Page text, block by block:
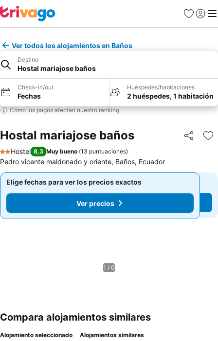
Favoritos
Iniciar
Ver todos los alojamientos en Baños
Destino
Hostal mariajose baños
Check-in/out
Fechas
Huéspedes/habitaciones
2 huéspedes, 1 habitación
Cómo los pagos afectan nuestro ranking
Hostal mariajose baños Compartir
2 Estrellas
Hostel 8,3 Muy bueno (13 puntuaciones)
Pedro vicente maldonado y oriente, Baños, Ecuador
Elige fechas para ver los precios exactos
Ver precios
Elige fechas para ver los precios exactos
Ver precios
1 / 0
Compara alojamientos similares
Alojamiento seleccionado Alojamientos similares